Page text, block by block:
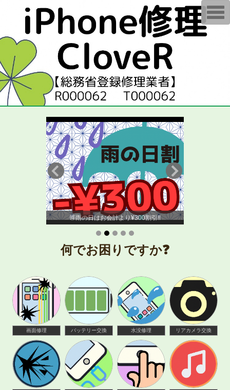
🉐雨の日はお会計より¥300割引‼️
何でお困りですか❓
画面修理 バッテリー交換 水没修理 リアカメラ交換
T
o
g
i